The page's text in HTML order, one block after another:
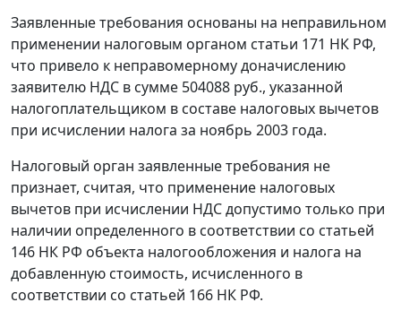
Заявленные требования основаны на неправильном
применении налоговым органом статьи 171 НК РФ,
что привело к неправомерному доначислению
заявителю НДС в сумме 504088 руб., указанной
налогоплательщиком в составе налоговых вычетов
при исчислении налога за ноябрь 2003 года.
Налоговый орган заявленные требования не
признает, считая, что применение налоговых
вычетов при исчислении НДС допустимо только при
наличии определенного в соответствии со статьей
146 НК РФ объекта налогообложения и налога на
добавленную стоимость, исчисленного в
соответствии со статьей 166 НК РФ.